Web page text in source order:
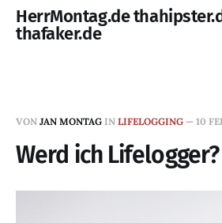
HerrMontag.de
thafaker.de
VON JAN MONTAG IN LIFELOGGING — 10
Werd ich Lifelogger?